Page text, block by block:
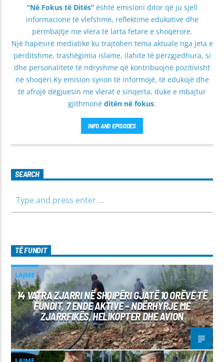
“Në Fokus të Ditës”është emisioni ditor që ju sjell
informacione të vlefshme, reflektime edukative dhe
përmbajtje me vlera të larta fetare e shoqërore.
Një hapësirë mediatike ku trajtohen tema aktuale nga jeta e
përditshme, trashëgimia islame, ilahite të përzgjedhura, si
dhe personalitete të ndryshme që kontribuojnë pozitivisht
në shoqëri.Ky emision synon të informojë, të edukojë dhe
të afrojë dëgjuesin me vlerat e sinqerta, duke e mbajtur
gjithmonë ditën në fokus.
INFO AND EPISODES
SEARCH
TË FUNDIT
LAJME
14 VATRA ZJARRI NË SHQIPËRI GJATË 10 ORËVE TË
FUNDIT, 7 ENDE AKTIVE – NDËRHYRJE ME
ZJARRFIKËS, HELIKOPTER DHE AVION